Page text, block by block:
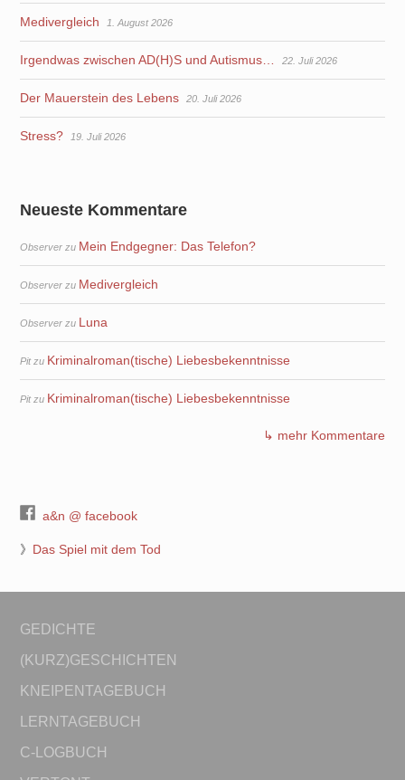
Medivergleich 1. August 2026
Irgendwas zwischen AD(H)S und Autismus… 22. Juli 2026
Der Mauerstein des Lebens 20. Juli 2026
Stress? 19. Juli 2026
Neueste Kommentare
Observer zu Mein Endgegner: Das Telefon?
Observer zu Medivergleich
Observer zu Luna
Pitzu Kriminalroman(tische) Liebesbekenntnisse
Pitzu Kriminalroman(tische) Liebesbekenntnisse
↳ mehr Kommentare
a&n @ facebook
》 Das Spiel mit dem Tod
GEDICHTE
(KURZ)GESCHICHTEN
KNEIPENTAGEBUCH
LERNTAGEBUCH
C-LOGBUCH